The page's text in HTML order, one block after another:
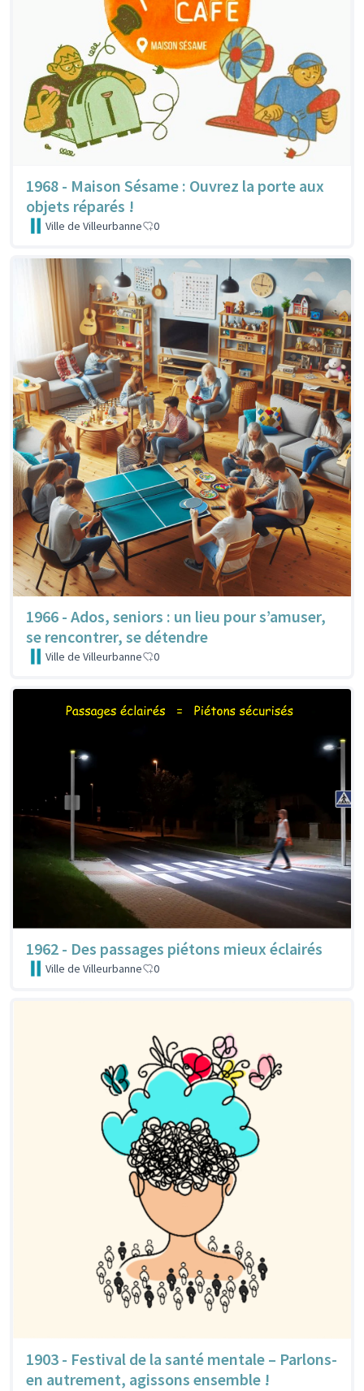
1968 - Maison Sésame : Ouvrez la porte aux
objets réparés !
Ville de Villeurbanne 0
1966 - Ados, seniors : un lieu pour s’amuser,
se rencontrer, se détendre
Ville de Villeurbanne 0
1962 - Des passages piétons mieux éclairés
Ville de Villeurbanne 0
1903 - Festival de la santé mentale – Parlons-
en autrement, agissons ensemble !